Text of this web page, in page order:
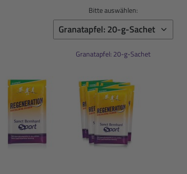
Bitte auswählen:
Granatapfel: 20-g-Sachet